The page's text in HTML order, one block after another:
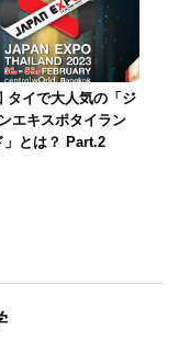
タイで大人気の「ジ
エキスポタイラン
」とは？ Part.2